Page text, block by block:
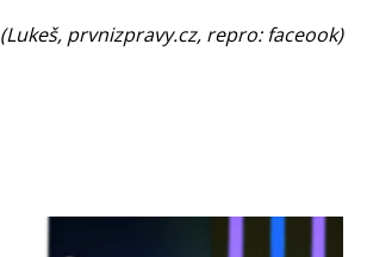
(Lukeš, prvnizpravy.cz, repro: faceook)